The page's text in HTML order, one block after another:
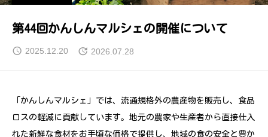
第44回かんしんマルシェの開催について
2025.12.20 2026.07.28
「かんしんマルシェ」では、流通規格外の農産物を販売し、食品
ロスの軽減に貢献しています。地元の農家や生産者から直接仕入
れた新鮮な食材をお手頃な価格で提供し、地域の食の安全と豊か